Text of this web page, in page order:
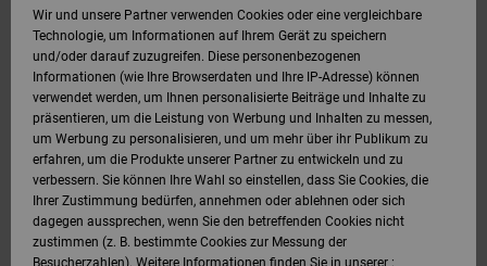
Wir und unsere Partner verwenden Cookies oder eine vergleichbare
Technologie, um Informationen auf Ihrem Gerät zu speichern
und/oder darauf zuzugreifen. Diese personenbezogenen
Informationen (wie Ihre Browserdaten und Ihre IP-Adresse) können
verwendet werden, um Ihnen personalisierte Beiträge und Inhalte zu
präsentieren, um die Leistung von Werbung und Inhalten zu messen,
um Werbung zu personalisieren, und um mehr über ihr Publikum zu
erfahren, um die Produkte unserer Partner zu entwickeln und zu
verbessern. Sie können Ihre Wahl so einstellen, dass Sie Cookies, die
Ihrer Zustimmung bedürfen, annehmen oder ablehnen oder sich
dagegen aussprechen, wenn Sie den betreffenden Cookies nicht
zustimmen (z. B. bestimmte Cookies zur Messung der
Besucherzahlen). Weitere Informationen finden Sie in unserer :